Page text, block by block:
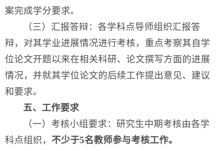
案完成学分要求。
（三）汇报答辩：各学科点导师组织汇报答
辩，对其学业进展情况进行考核，重点考察其自学
位论文开题以来在相关科研、论文撰写方面的进展
情况，并就其学位论文的后续工作提出意见、建议
和要求。
五、工作要求
（一）考核小组要求：研究生中期考核由各学
科点组织， 不少于5名教师参与考核工作。